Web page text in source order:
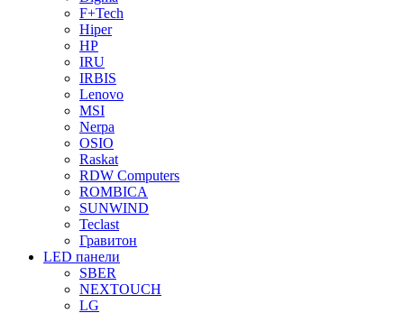
F+Tech
Hiper
HP
IRU
IRBIS
Lenovo
MSI
Nerpa
OSIO
Raskat
RDW Computers
ROMBICA
SUNWIND
Teclast
Гравитон
LED панели
SBER
NEXTOUCH
LG